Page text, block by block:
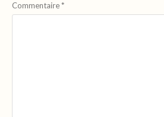
Commentaire*